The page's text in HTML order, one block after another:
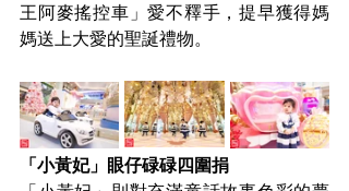
王阿麥搖控車」愛不釋手，提早獲得媽
媽送上大愛的聖誕禮物。
「小黃妃」眼仔碌碌四圍捐